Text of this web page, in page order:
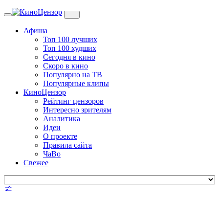
Toggle
Афиша
Топ 100 лучших
Топ 100 худших
Сегодня в кино
Скоро в кино
Популярно на ТВ
Популярные клипы
КиноЦензор
Рейтинг цензоров
Интересно зрителям
Аналитика
Идеи
О проекте
Правила сайта
ЧаВо
Свежее